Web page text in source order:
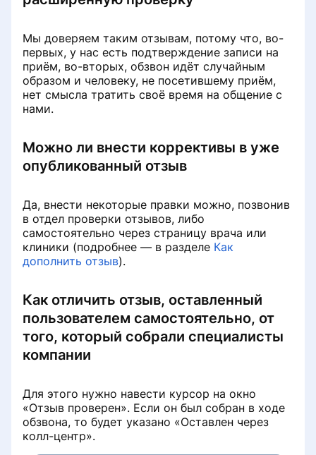
Удаление профиля специалиста с
портала ПроДокторов
Как сохранить профиль при
Раздел «Рекламные кампании»
Удаление врача из списка клиники
кабинет клиники
Информация о клинике
Данные реальной практики
врачей
Бесплатный приём при условии
лечения
выдаче при поиске услуг
Платёж не зачислен на баланс
Запись по телефону
Мы доверяем таким отзывам, потому что, во-
первых, у нас есть подтверждение записи на
приём, во-вторых, обзвон идёт случайным
образом и человеку, не посетившему приём,
нет смысла тратить своё время на общение с
нами.
Можно ли внести коррективы в уже
опубликованный отзыв
Да, внести некоторые правки можно, позвонив
в отдел проверки отзывов, либо
самостоятельно через страницу врача или
клиники (подробнее — в разделе Как
дополнить отзыв).
Как отличить отзыв, оставленный
пользователем самостоятельно, от
того, который собрали специалисты
компании
Для этого нужно навести курсор на окно
«Отзыв проверен». Если он был собран в ходе
обзвона, то будет указано «Оставлен через
колл-центр».